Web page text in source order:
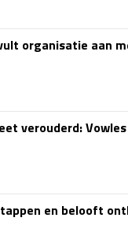
organisatie aan
verouderd:
en belooft